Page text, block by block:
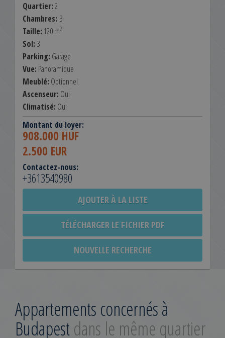
Quartier:2
Chambres: 3
Taille: 120 m2
Sol: 3
Parking: Garage
Vue: Panoramique
Meublé: Optionnel
Ascenseur: Oui
Climatisé: Oui
Montant du loyer:
908.000 HUF
2.500 EUR
Contactez-nous:
+3613540980
AJOUTER À LA LISTE
TÉLÉCHARGER LE FICHIER PDF
NOUVELLE RECHERCHE
Appartements concernés à
Budapestdans le même quartier